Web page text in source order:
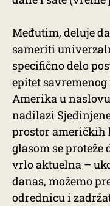
Međutim, deluje
sameriti
specifično delo
epitet
Amerika u
nadilazi
prostor američkih
glasom se proteže
vrlo aktuelna –
danas, možemo
odrednicu i